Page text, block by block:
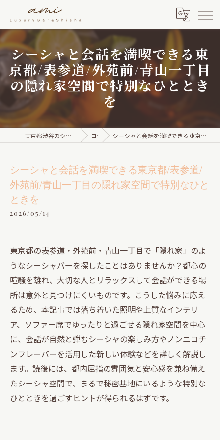
シーシャと会話を満喫できる東
京都/表参道/外苑前/青山一丁目
の隠れ家空間で特別なひととき
を
東京都渋谷のシーシャならami Luxury Bar & Shisha コラム シーシャと会話を満喫できる東京都/表参道/外苑前/青山一丁目の隠れ家空間で特別なひとときを
シーシャと会話を満喫できる東京都/表参道/
外苑前/青山一丁目の隠れ家空間で特別なひと
ときを
2026/05/14
東京都の表参道・外苑前・青山一丁目で「隠れ家」のよ
うなシーシャバーを探したことはありませんか？都心の
喧騒を離れ、大切な人とリラックスして会話ができる場
所は意外と見つけにくいものです。こうした悩みに応え
るため、本記事では落ち着いた照明や上質なインテリ
ア、ソファー席でゆったりと過ごせる隠れ家空間を中心
に、会話が自然と弾むシーシャの楽しみ方やノンニコチ
ンフレーバーを活用した新しい体験などを詳しく解説し
ます。読後には、都内屈指の雰囲気と安心感を兼ね備え
たシーシャ空間で、まるで秘密基地にいるような特別な
ひとときを過ごすヒントが得られるはずです。